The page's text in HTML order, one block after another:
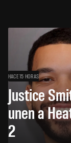
HACE 15 HORAS
Justice
unen a
2